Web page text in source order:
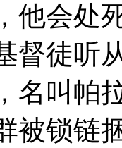
他会处
督徒听
名叫帕
被锁链